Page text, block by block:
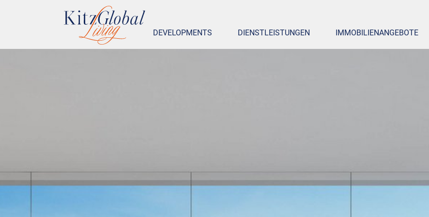
DEVELOPMENTS DIENST­LEISTUNGEN IMMOBILIEN­ANGEBOTE